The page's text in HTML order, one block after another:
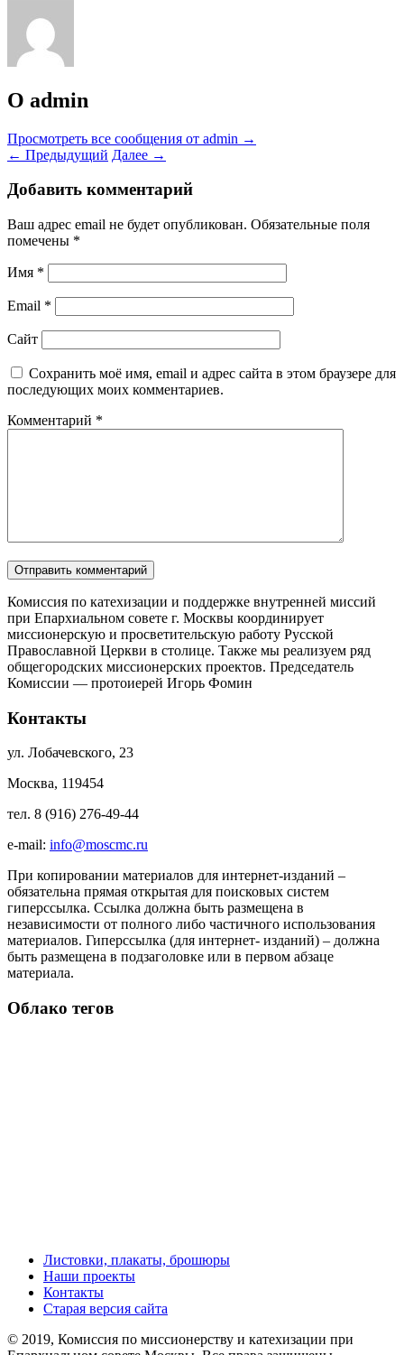
О admin
Просмотреть все сообщения от admin →
← Предыдущий Далее →
Добавить комментарий
Ваш адрес email не будет опубликован. Обязательные поля
помечены *
Имя *
Email *
Сайт
Сохранить моё имя, email и адрес сайта в этом браузере для
последующих моих комментариев.
Комментарий *
Комиссия по катехизации и поддержке внутренней миссий
при Епархиальном совете г. Москвы координирует
миссионерскую и просветительскую работу Русской
Православной Церкви в столице. Также мы реализуем ряд
общегородских миссионерских проектов. Председатель
Комиссии — протоиерей Игорь Фомин
Контакты
ул. Лобачевского, 23
Москва, 119454
тел. 8 (916) 276-49-44
e-mail: info@moscmc.ru
При копировании материалов для интернет-изданий –
обязательна прямая открытая для поисковых систем
гиперссылка. Ссылка должна быть размещена в
независимости от полного либо частичного использования
материалов. Гиперссылка (для интернет- изданий) – должна
быть размещена в подзаголовке или в первом абзаце
материала.
Облако тегов
Листовки, плакаты, брошюры
Наши проекты
Контакты
Старая версия сайта
© 2019, Комиссия по миссионерству и катехизации при